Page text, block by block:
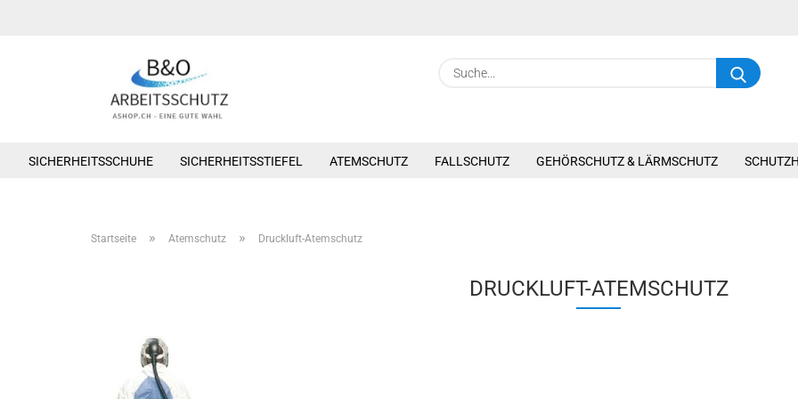
SICHERHEITSSCHUHE SICHERHEITSSTIEFEL ATEMSCHUTZ FALLSCHUTZ GEHÖRSCHUTZ & LÄRMSCHUTZ
Startseite » Atemschutz » Druckluft-Atemschutz
DRUCKLUFT-ATEMSCHUTZ